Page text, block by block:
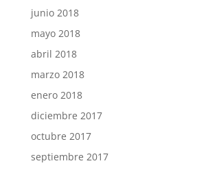
junio 2018
mayo 2018
abril 2018
marzo 2018
enero 2018
diciembre 2017
octubre 2017
septiembre 2017